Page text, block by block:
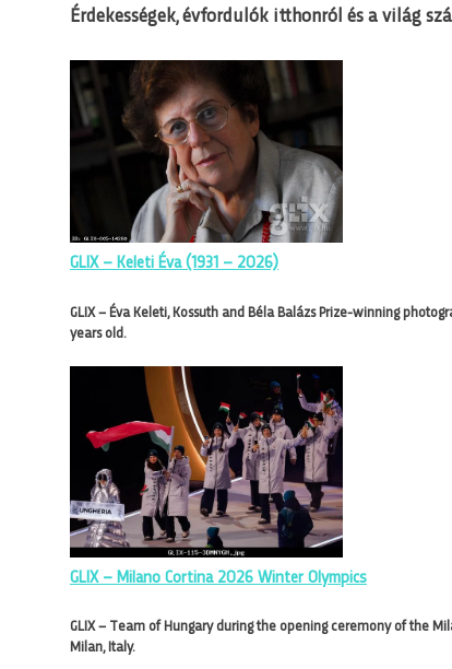
Érdekességek, évfordulók itthonról és a világ
GLIX – Keleti Éva (1931 – 2026)
GLIX – Éva Keleti, Kossuth and Béla Balázs Prize-winning
years old.
GLIX – Milano Cortina 2026 Winter Olympics
GLIX – Team of Hungary during the opening ceremony of the
Milan, Italy.